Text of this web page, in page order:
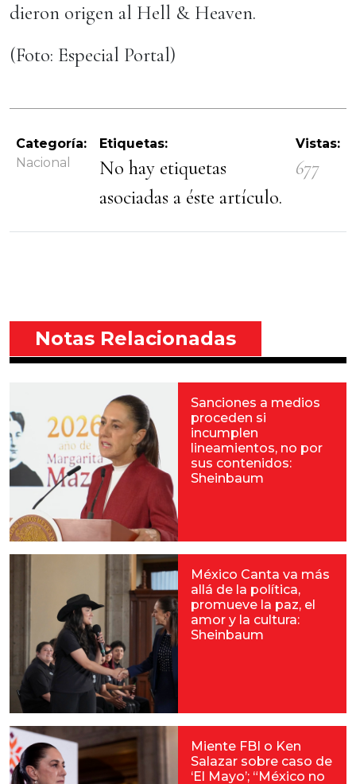
dieron origen al Hell & Heaven.
(Foto: Especial Portal)
Categoría:
Nacional
Etiquetas:
No hay etiquetas
asociadas a éste artículo.
Vistas:
677
Notas Relacionadas
Sanciones a medios
proceden si
incumplen
lineamientos, no por
sus contenidos:
Sheinbaum
México Canta va más
allá de la política,
promueve la paz, el
amor y la cultura:
Sheinbaum
Miente FBI o Ken
Salazar sobre caso de
‘El Mayo’; “México no